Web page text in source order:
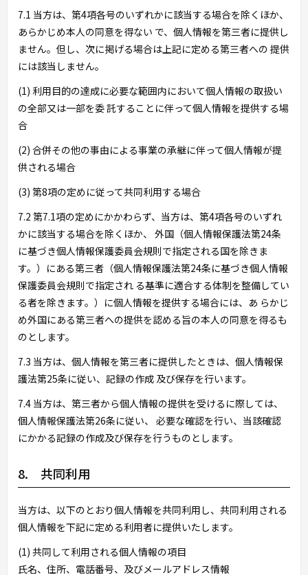
7.1 当方は、第4項各号のいずれかに該当する場合を除くほか、
あらかじめ本人の同意を得ない で、個人情報を第三者に提供し
ません。但し、次に掲げる場合は上記に定める第三者への 提供
には該当しません。
(1) 利用目的の達成に必要な範囲内において個人情報の取扱い
の全部又は一部を委 託することに伴って個人情報を提供する場
合
(2) 合併その他の事由による事業の承継に伴って個人情報が提
供される場合
(3) 第8項の定めに従って共同利用する場合
7.2 第7.1項の定めにかかわらず、当方は、第4項各号のいずれ
かに該当する場合を除くほか、 外国（個人情報保護法第24条
に基づき個人情報保護委員会規則で指定される国を除きま
す。）にある第三者（個人情報保護法第24条に基づき個人情報
保護委員会規則で指定され る基準に適合する体制を整備してい
る者を除きます。）に個人情報を提供する場合には、あ らかじ
め外国にある第三者への提供を認める旨の本人の同意を得るも
のとします。
7.3 当方は、個人情報を第三者に提供したときは、個人情報保
護法第25条に従い、記録の作成 及び保存を行います。
7.4 当方は、第三者から個人情報の提供を受けるに際しては、
個人情報保護法第26条に従い、 必要な確認を行い、当該確認
にかかる記録の作成及び保存を行うものとします。
8. 共同利用
当方は、以下のとおり個人情報を共同利用し、共同利用される
個人情報を下記に定める利用者に提供いたします。
(1) 共同して利用される個人情報の項目
氏名、住所、電話番号、及びメールアドレス情報